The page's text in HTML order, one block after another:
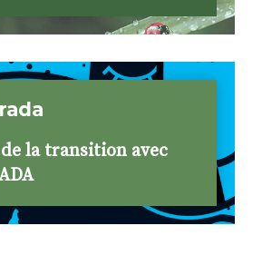
la transition avec